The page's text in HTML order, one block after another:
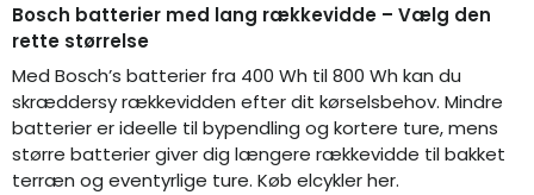
Bosch batterier med lang rækkevidde – Vælg den
rette størrelse
Med Bosch’s batterier fra 400 Wh til 800 Wh kan du
skræddersy rækkevidden efter dit kørselsbehov. Mindre
batterier er ideelle til bypendling og kortere ture, mens
større batterier giver dig længere rækkevidde til bakket
terræn og eventyrlige ture. Køb elcykler her.